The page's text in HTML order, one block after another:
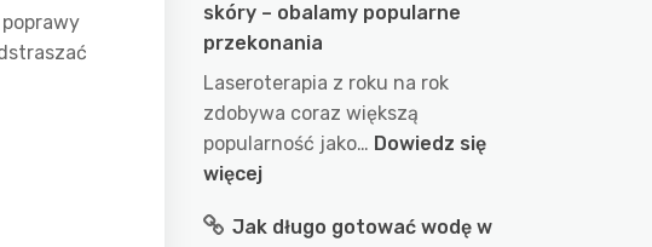
skóry – obalamy popularne
przekonania
Laseroterapia z roku na rok
zdobywa coraz większą
popularność jako… Dowiedz się
więcej:
i
Jak długo gotować wodę w